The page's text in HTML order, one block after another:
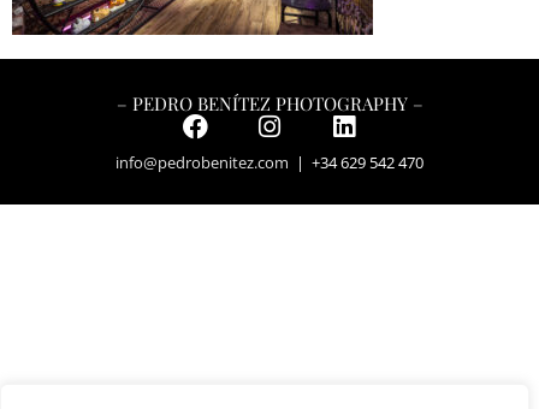
– PEDRO BENÍTEZ PHOTOGRAPHY –
info@pedrobenitez.com | +34 629 542 470